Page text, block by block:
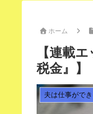
ホーム
【連載
税金』】
夫は仕事ができ